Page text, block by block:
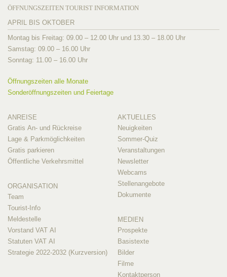
ÖFFNUNGSZEITEN TOURIST INFORMATION
APRIL BIS OKTOBER
Montag bis Freitag: 09.00 – 12.00 Uhr und 13.30 – 18.00 Uhr
Samstag: 09.00 – 16.00 Uhr
Sonntag: 11.00 – 16.00 Uhr
Öffnungszeiten alle Monate
Sonderöffnungszeiten und Feiertage
ANREISE
Gratis An- und Rückreise
Lage & Parkmöglichkeiten
Gratis parkieren
Öffentliche Verkehrsmittel
ORGANISATION
Team
Tourist-Info
Meldestelle
Vorstand VAT AI
Statuten VAT AI
Strategie 2022-2032 (Kurzversion)
AKTUELLES
Neuigkeiten
Sommer-Quiz
Veranstaltungen
Newsletter
Webcams
Stellenangebote
Dokumente
MEDIEN
Prospekte
Basistexte
Bilder
Filme
Kontaktperson